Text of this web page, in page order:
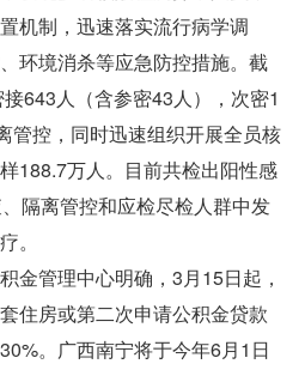
机制，迅速落实流行病学调
环境消杀等应急防控措施。截
643人（含参密43人），次密1
管控，同时迅速组织开展全员核
188.7万人。目前共检出阳性感
隔离管控和应检尽检人群中发
。
管理中心明确，3月15日起，
住房或第二次申请公积金贷款
。广西南宁将于今年6月1日